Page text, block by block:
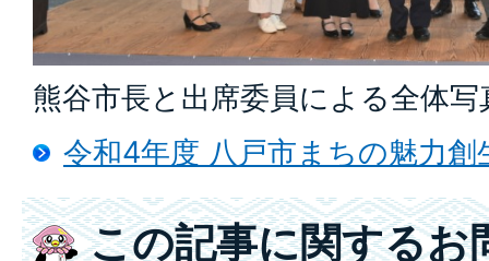
熊谷市長と出席委員による全体写
令和4年度 八戸市まちの魅力
この記事に関するお